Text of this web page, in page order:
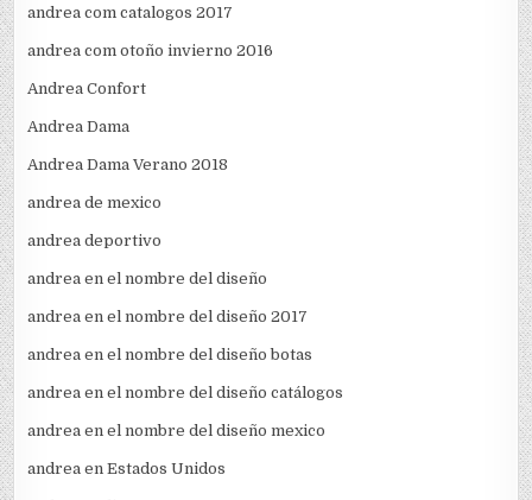
andrea com catalogos 2017
andrea com otoño invierno 2016
Andrea Confort
Andrea Dama
Andrea Dama Verano 2018
andrea de mexico
andrea deportivo
andrea en el nombre del diseño
andrea en el nombre del diseño 2017
andrea en el nombre del diseño botas
andrea en el nombre del diseño catálogos
andrea en el nombre del diseño mexico
andrea en Estados Unidos